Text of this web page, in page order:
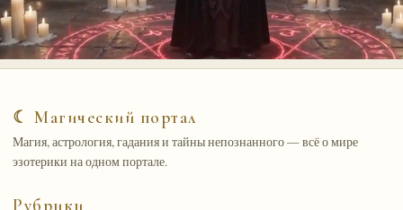
☾ Магический портал
Магия, астрология, гадания и тайны непознанного — всё о мире
эзотерики на одном портале.
Рубрики